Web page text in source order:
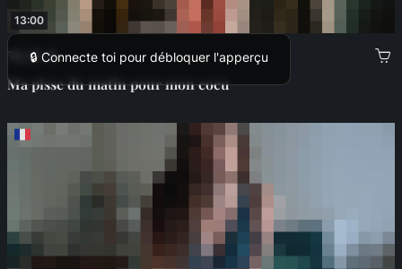
13:00
🔒 Connecte toi pour débloquer l'apperçu
16,00 €
Ma pisse du matin pour mon cocu